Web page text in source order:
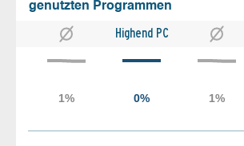
genutzten Programmen
Highend PC